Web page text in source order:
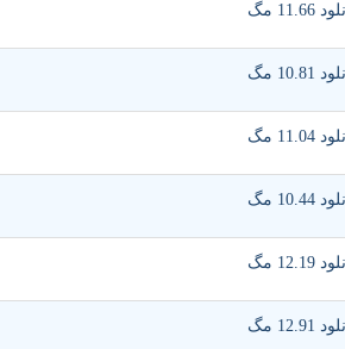
11.66 مگ
10.81 مگ
11.04 مگ
10.44 مگ
12.19 مگ
12.91 مگ